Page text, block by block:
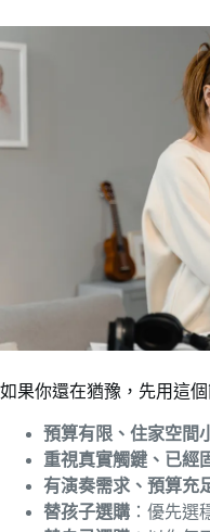
如果你還在猶豫，先用這個
預算有限、住家空間
重視真實觸鍵、已經
有演奏需求、預算充
替孩子選購 ：優先選